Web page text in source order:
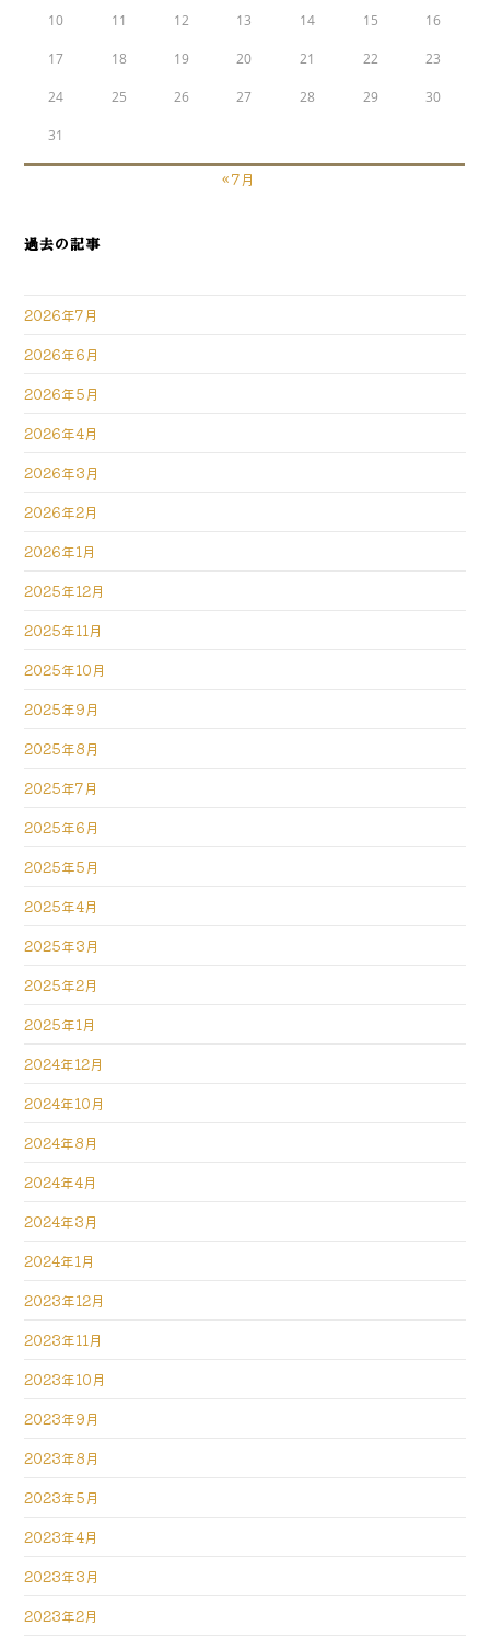
10 11 12 13 14 15 16
17 18 19 20 21 22 23
24 25 26 27 28 29 30
31
« 7月
過去の記事
2026年7月
2026年6月
2026年5月
2026年4月
2026年3月
2026年2月
2026年1月
2025年12月
2025年11月
2025年10月
2025年9月
2025年8月
2025年7月
2025年6月
2025年5月
2025年4月
2025年3月
2025年2月
2025年1月
2024年12月
2024年10月
2024年8月
2024年4月
2024年3月
2024年1月
2023年12月
2023年11月
2023年10月
2023年9月
2023年8月
2023年5月
2023年4月
2023年3月
2023年2月